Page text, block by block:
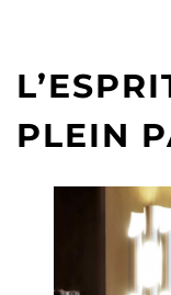
PLEIN